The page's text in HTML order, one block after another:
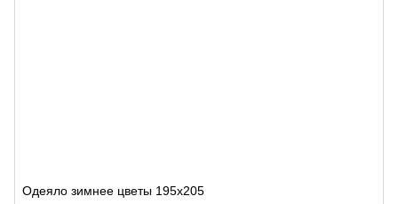
Одеяло зимнее цветы 195х205